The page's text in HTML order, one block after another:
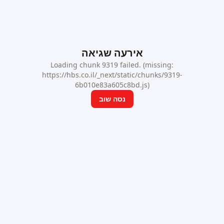
אירעה שגיאה
Loading chunk 9319 failed. (missing:
https://hbs.co.il/_next/static/chunks/9319-
6b010e83a605c8bd.js)